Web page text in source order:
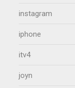
instagram
iphone
itv4
joyn